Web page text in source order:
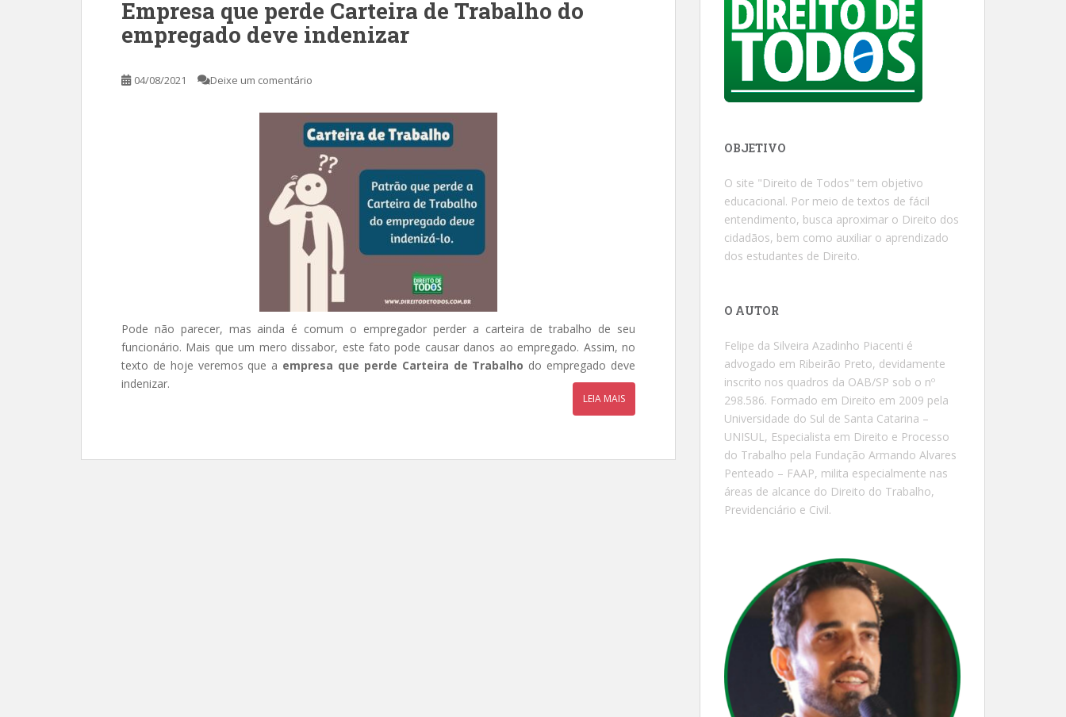
Empresa que perde Carteira de Trabalho do
empregado deve indenizar
04/08/2021 Deixe um comentário
Pode não parecer, mas ainda é comum o empregador perder a carteira de trabalho de seu
funcionário. Mais que um mero dissabor, este fato pode causar danos ao empregado. Assim, no
texto de hoje veremos que a empresa que perde Carteira de Trabalho do empregado deve
indenizar.
LEIA MAIS
OBJETIVO
O site "Direito de Todos" tem objetivo
educacional. Por meio de textos de fácil
entendimento, busca aproximar o Direito dos
cidadãos, bem como auxiliar o aprendizado
dos estudantes de Direito.
O AUTOR
Felipe da Silveira Azadinho Piacenti é
advogado em Ribeirão Preto, devidamente
inscrito nos quadros da OAB/SP sob o nº
298.586. Formado em Direito em 2009 pela
Universidade do Sul de Santa Catarina –
UNISUL, Especialista em Direito e Processo
do Trabalho pela Fundação Armando Alvares
Penteado – FAAP, milita especialmente nas
áreas de alcance do Direito do Trabalho,
Previdenciário e Civil.